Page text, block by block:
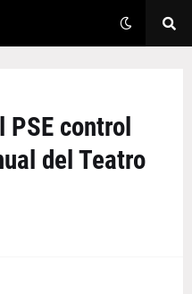
control
del Teatro